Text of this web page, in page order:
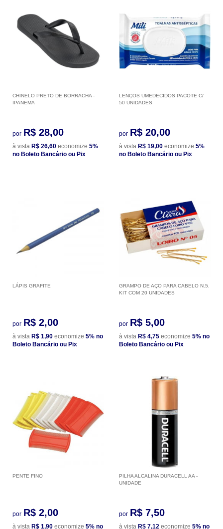
CHINELO PRETO DE BORRACHA -
IPANEMA
por R$ 28,00
à vista R$ 26,60 economize 5%
no Boleto Bancário ou Pix
LENÇOS UMEDECIDOS PACOTE C/
50 UNIDADES
por R$ 20,00
à vista R$ 19,00 economize 5%
no Boleto Bancário ou Pix
LÁPIS GRAFITE
por R$ 2,00
à vista R$ 1,90 economize 5% no
Boleto Bancário ou Pix
GRAMPO DE AÇO PARA CABELO N.5.
KIT COM 20 UNIDADES
por R$ 5,00
à vista R$ 4,75 economize 5% no
Boleto Bancário ou Pix
PENTE FINO
por R$ 2,00
à vista R$ 1,90 economize 5% no
PILHA ALCALINA DURACELL AA -
UNIDADE
por R$ 7,50
à vista R$ 7,12 economize 5% no